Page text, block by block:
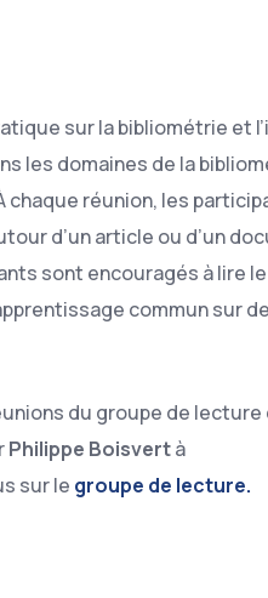
sur la bibliométrie et
les domaines de la
chaque réunion, les
d’un article ou d’un
sont encouragés à lire le
commun sur
du groupe de lecture
Philippe Boisvertà
sur le groupe de lecture.